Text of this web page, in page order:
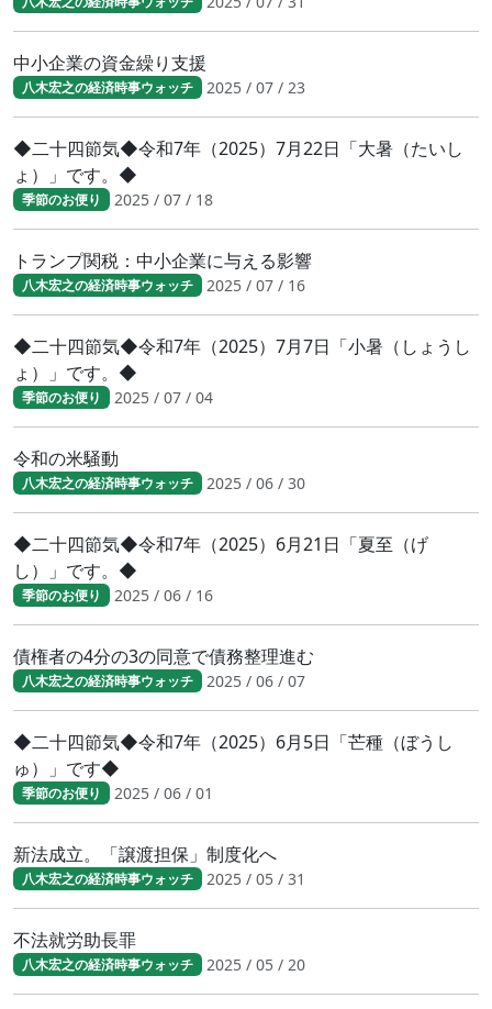
中小企業の資金繰り支援
八木宏之の経済時事ウォッチ 2025 / 07 / 23
◆二十四節気◆令和7年（2025）7月22日「大暑（たいし
ょ）」です。◆
季節のお便り 2025 / 07 / 18
トランプ関税：中小企業に与える影響
八木宏之の経済時事ウォッチ 2025 / 07 / 16
◆二十四節気◆令和7年（2025）7月7日「小暑（しょうし
ょ）」です。◆
季節のお便り 2025 / 07 / 04
令和の米騒動
八木宏之の経済時事ウォッチ 2025 / 06 / 30
◆二十四節気◆令和7年（2025）6月21日「夏至（げ
し）」です。◆
季節のお便り 2025 / 06 / 16
債権者の4分の3の同意で債務整理進む
八木宏之の経済時事ウォッチ 2025 / 06 / 07
◆二十四節気◆令和7年（2025）6月5日「芒種（ぼうし
ゅ）」です◆
季節のお便り 2025 / 06 / 01
新法成立。「譲渡担保」制度化へ
八木宏之の経済時事ウォッチ 2025 / 05 / 31
不法就労助長罪
八木宏之の経済時事ウォッチ 2025 / 05 / 20